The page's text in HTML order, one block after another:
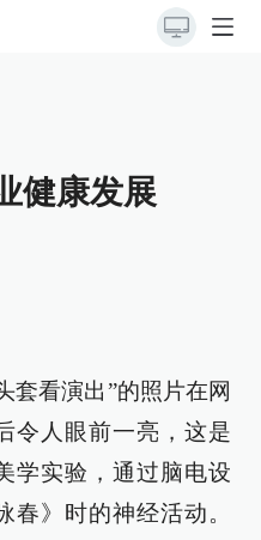
健康发展
套看演出”的照片在网
令人眼前一亮，这是
学实验，通过脑电设
春》时的神经活动。